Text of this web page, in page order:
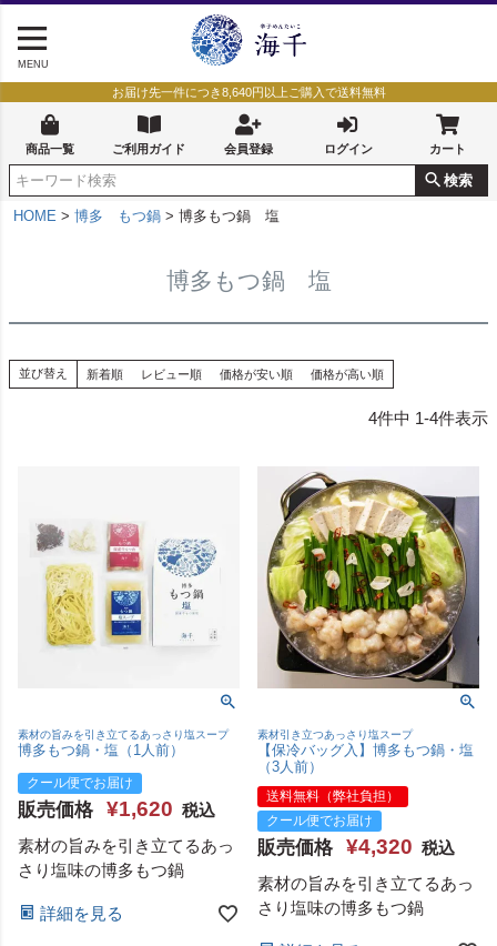
MENU
お届け先一件につき8,640円以上ご購入で送料無料
商品一覧 ご利用ガイド 会員登録 ログイン カート
検索
HOME 博多 もつ鍋 博多もつ鍋 塩
博多もつ鍋 塩
並び替え 新着順 レビュー順 価格が安い順 価格が高い順
4件中 1-4件表示
素材の旨みを引き立てるあっさり塩スープ
博多もつ鍋・塩（1人前）
クール便でお届け
販売価格 ¥1,620 税込
素材の旨みを引き立てるあっ
さり塩味の博多もつ鍋
詳細を見る
素材引き立つあっさり塩スープ
【保冷バッグ入】博多もつ鍋・塩
（3人前）
送料無料（弊社負担）
クール便でお届け
販売価格 ¥4,320 税込
素材の旨みを引き立てるあっ
さり塩味の博多もつ鍋